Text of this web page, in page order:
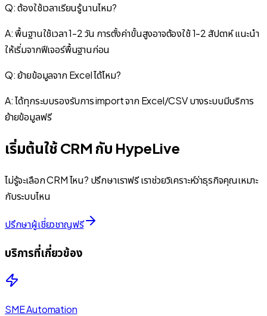
Q: ต้องใช้เวลาเรียนรู้นานไหม?
A: พื้นฐานใช้เวลา 1-2 วัน การตั้งค่าขั้นสูงอาจต้องใช้ 1-2 สัปดาห์ แนะนำ
ให้เริ่มจากฟีเจอร์พื้นฐานก่อน
Q: ย้ายข้อมูลจาก Excel ได้ไหม?
A: ได้ทุกระบบรองรับการ import จาก Excel/CSV บางระบบมีบริการ
ย้ายข้อมูลฟรี
เริ่มต้นใช้ CRM กับ HypeLive
ไม่รู้จะเลือก CRM ไหน? ปรึกษาเราฟรี เราช่วยวิเคราะห์ว่าธุรกิจคุณเหมาะ
กับระบบไหน
ปรึกษาผู้เชี่ยวชาญฟรี
บริการที่เกี่ยวข้อง
SME Automation